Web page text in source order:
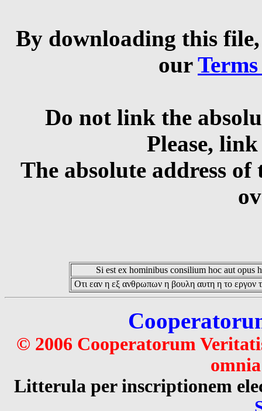
By downloading this
our
Do not link the
Please,
The absolute address
Si est ex hominibus consilium hoc aut opus
Οτι εαν η εξ ανθρωπων η βουλη αυτη η το εργον
© 2006 Cooperatorum
Litterula per inscriptionem